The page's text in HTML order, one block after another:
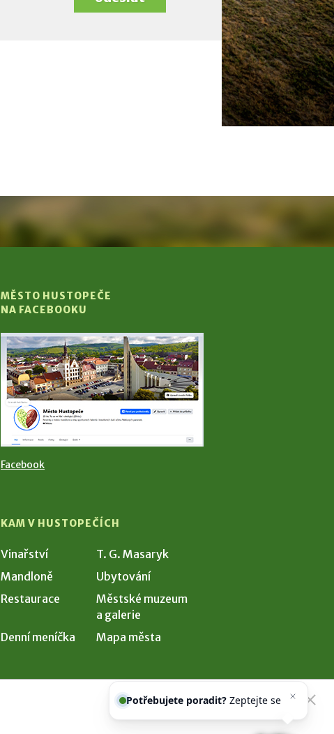
MĚSTO HUSTOPEČE
NA FACEBOOKU
Facebook
KAM V HUSTOPEČÍCH
Vinařství
T. G. Masaryk
Mandloně
Ubytování
Restaurace
Městské muzeum
a galerie
Denní meníčka
Mapa města
našeho asistentaChet